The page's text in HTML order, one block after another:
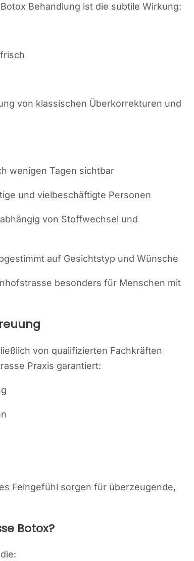
Behandlung ist die subtile Wirkung:
von klassischen Überkorrekturen und
wenigen Tagen sichtbar
und vielbeschäftigte Personen
von Stoffwechsel und
auf Gesichtstyp und Wünsche
besonders für Menschen mit
von qualifizierten Fachkräften
Praxis garantiert:
Feingefühl sorgen für überzeugende,
Botox?